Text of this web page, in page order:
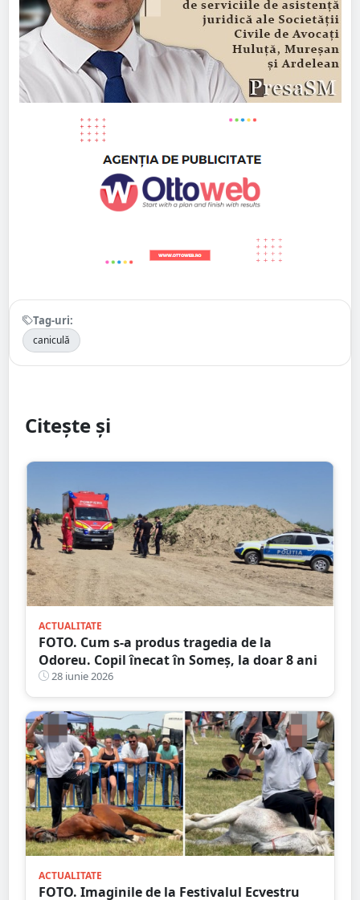
Tag-uri:
caniculă
Citește și
ACTUALITATE
FOTO. Cum s-a produs tragedia de la
Odoreu. Copil înecat în Someș, la doar 8 ani
28 iunie 2026
ACTUALITATE
FOTO. Imaginile de la Festivalul Ecvestru